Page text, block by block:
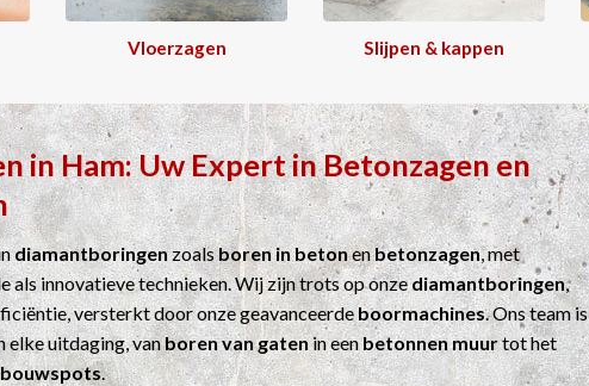
Vloerzagen Slijpen & kappen
inHam: Uw Expert inBetonzagenen
diamantboringenzoalsboren in betonenbetonzagen, met
als innovatieve technieken. Wij zijn trots op onzediamantboringen,
versterkt door onze geavanceerdeboormachines. Ons team is
elke uitdaging, vanboren van gatenin eenbetonnen muurtot het
.